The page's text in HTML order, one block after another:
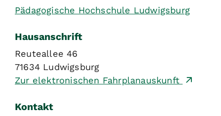
Pädagogische Hochschule Ludwigsburg
Hausanschrift
Reuteallee 46
71634 Ludwigsburg
Zur elektronischen Fahrplanauskunft
Kontakt